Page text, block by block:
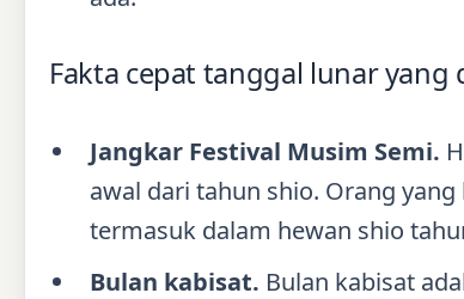
Fakta cepat tanggal lunar
Jangkar Festival Musim Semi.
awal dari tahun shio. Orang
termasuk dalam hewan shio
Bulan kabisat. Bulan kabisat